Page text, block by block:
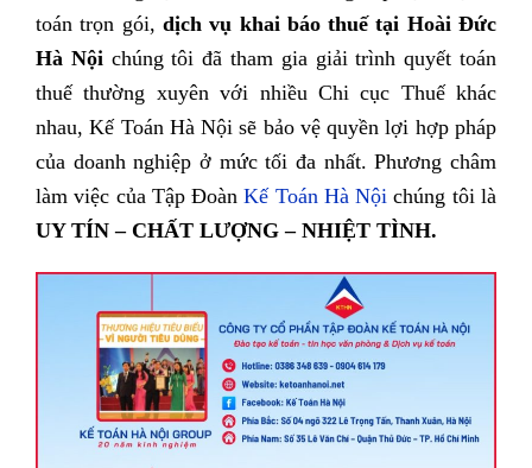
toán trọn gói, dịch vụ khai báothuếtại Hoài Đức
Hà Nội chúng tôi đã tham gia giải trình quyết toán
thuế thường xuyên với nhiều Chi cục Thuế khác
nhau, Kế Toán Hà Nội sẽ bảo vệ quyền lợi hợp pháp
của doanh nghiệp ở mức tối đa nhất. Phương châm
làm việc của Tập ĐoànKế Toán Hà Nội chúng tôi là
UY TÍN – CHẤT LƯỢNG – NHIỆT TÌNH.